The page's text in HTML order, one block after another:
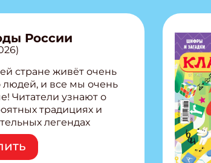
России
стране живёт очень
людей, и все мы очень
Читатели узнают о
традициях и
легендах
России! Внутри:
татар, башкир и
Настольная игра